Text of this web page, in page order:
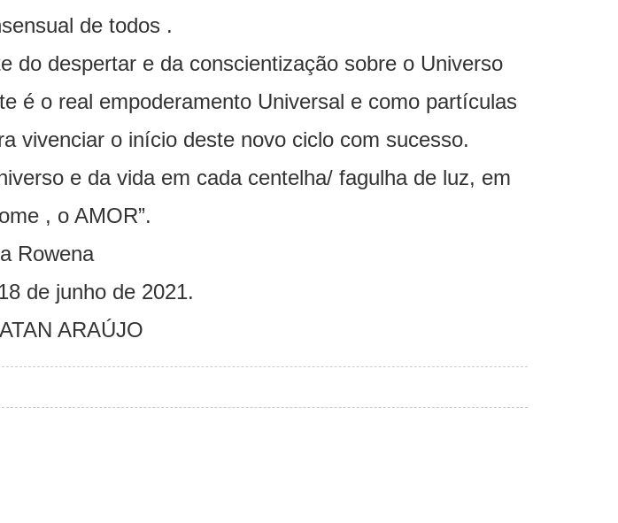
de todos .
do despertar e da conscientização sobre o Universo
é o real empoderamento Universal e como partículas
vivenciar o início deste novo ciclo com sucesso.
e da vida em cada centelha/ fagulha de luz, em
, o AMOR”.
Rowena
de junho de 2021.
ARAÚJO